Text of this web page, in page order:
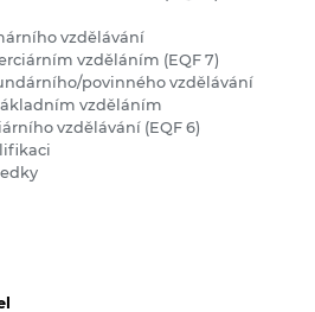
vzdělávání
vzděláním (EQF 7)
povinného vzdělávání
vzděláním
vzdělávání (EQF 6)